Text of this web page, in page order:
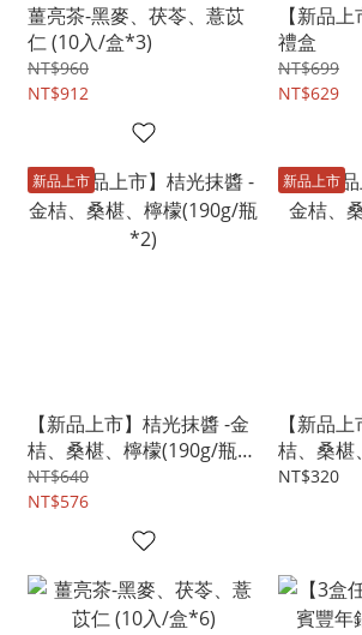
薑亮茶-黑麥、茯苓、薏苡
仁 (10入/盒*3)
NT$960
NT$912
【新品
禮盒
NT$699
NT$629
新品上市
【新品上市】桔光抹醬 -金
桔、桑椹、檸檬(190g/瓶
*2)
NT$640
NT$576
新品上市
【新品
桔、桑椹
NT$320